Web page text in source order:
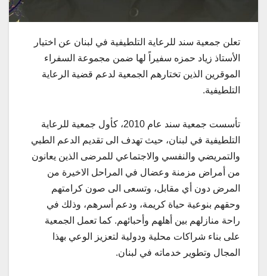
تعلن جمعية سند للرعاية التلطيفية في لبنان عن اختيار
الأستاذ زياد حمزه سفيراً لها ضمن مجموعة السفراء
الموقرين الذين تختارهم الجمعية لدعم قضية الرعاية
التلطيفية.
تأسست جمعية سند عام 2010، كأول جمعية للرعاية
التلطيفية في لبنان، حيث تهدف الى تقديم الدعم الطبي
والتمريضي والنفسي والاجتماعي للمرضى الذين يعانون
من أمراض مزمنة وعضال في المراحل الاخيرة من
المرض دون أي مقابل، وتسعى الى صون كرامتهم
وحقهم بنوعية حياة كريمة، ودعم أسرهم، وذلك في
راحة منازلهم بين أهلهم وأحبائهم. كما تعمل الجمعية
على بناء شراكات محلية ودولية لتعزيز الوعي بهذا
المجال وتطوير خدماته في لبنان.